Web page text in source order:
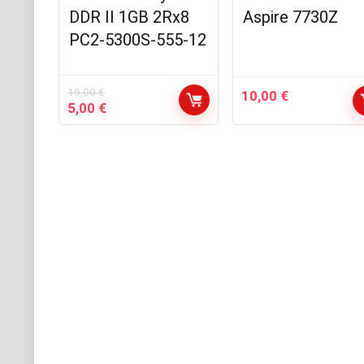
DDR II 1GB 2Rx8
PC2-5300S-555-12
19,00€
Le
prix
5,00 €Le
prix
Aspire 7730Z
10,00 €